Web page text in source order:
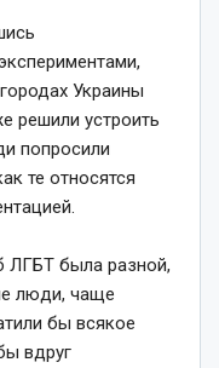
Украины
решили устроить
попросили
те относятся
ЛГБТ была разной,
люди, чаще
бы всякое
вдруг